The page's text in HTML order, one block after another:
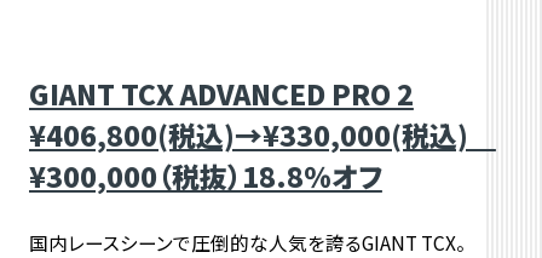
GIANT TCX ADVANCED PRO 2
¥406,800(税込)→¥330,000(税込)
¥300,000（税抜）18.8％オフ
国内レースシーンで圧倒的な人気を誇るGIANT TCX。